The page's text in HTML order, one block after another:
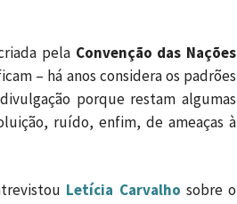
pela Convenção das Nações
– há anos considera os padrões
porque restam algumas
ruído, enfim, de ameaças à
Letícia Carvalho sobre o